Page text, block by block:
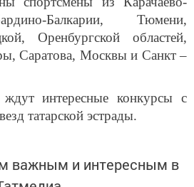
Балкарии, Тюмени,
Оренбургской областей,
Саратова, Москвы и Санкт –
татарской эстрады.